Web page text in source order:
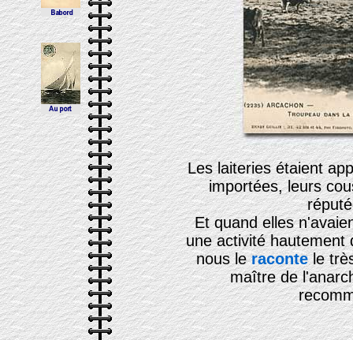
Les laiteries étaient
importées, leurs
Et quand elles
une activité hautement
nous leracontele
maître de